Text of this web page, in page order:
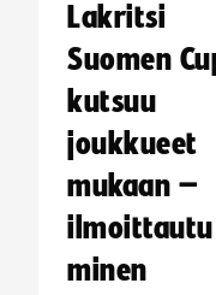
Lakritsi
Suomen
kutsuu
joukkueet
mukaan –
ilmoittautu
minen